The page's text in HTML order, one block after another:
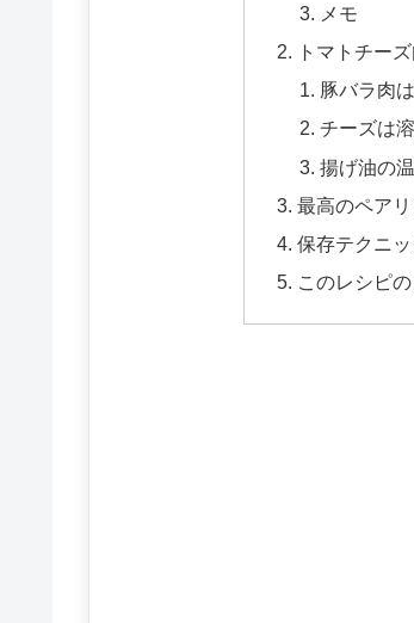
メモ
トマトチー
豚バラ肉
チーズは
揚げ油の
最高のペア
保存テクニ
このレシピ